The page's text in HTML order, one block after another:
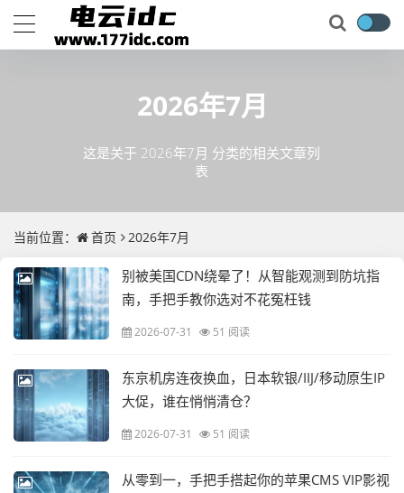
2026年7月
这是关于 2026年7月 分类的相关文章列
表
当前位置： 首页 2026年7月
别被美国CDN绕晕了！从智能观测到防坑指
南，手把手教你选对不花冤枉钱
2026-07-31 51 阅读
东京机房连夜换血，日本软银/IIJ/移动原生IP
大促，谁在悄悄清仓？
2026-07-31 51 阅读
从零到一，手把手搭起你的苹果CMS VIP影视